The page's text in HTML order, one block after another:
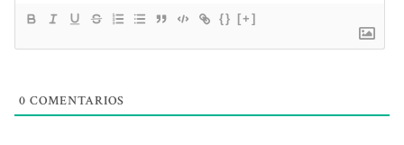
{} [+]
0 COMENTARIOS